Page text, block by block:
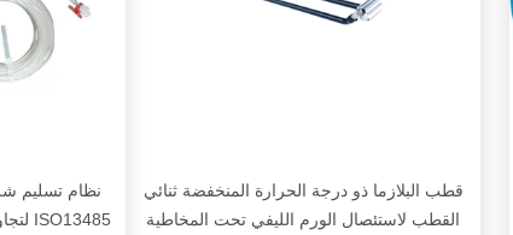
قطب البلازما ذو درجة الحرارة المنخفضة ثنائي
القطب لاستئصال الورم الليفي تحت المخاطية
نظام تسليم
ISO13485 لتجاوز القلب الرئوي وجراحة القلب